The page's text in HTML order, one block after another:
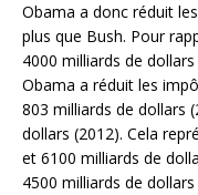
Obama a donc réduit
plus que Bush. Pour
4000 milliards de
Obama a réduit les
803 milliards de dollars
dollars (2012). Cela
et 6100 milliards de
4500 milliards de